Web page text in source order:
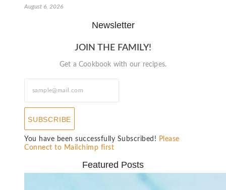
August 6, 2026
Newsletter
JOIN THE FAMILY!
Get a Cookbook with our recipes.
SUBSCRIBE
You have been successfully Subscribed! Please
Connect to Mailchimp first
Featured Posts